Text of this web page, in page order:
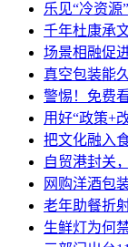
乐见“冷资源
千年杜康承
场景相融促
真空包装能
警惕！免费
用好“政策+
把文化融入
自贸港封关
网购洋酒包
老年助餐折
生鲜灯为何